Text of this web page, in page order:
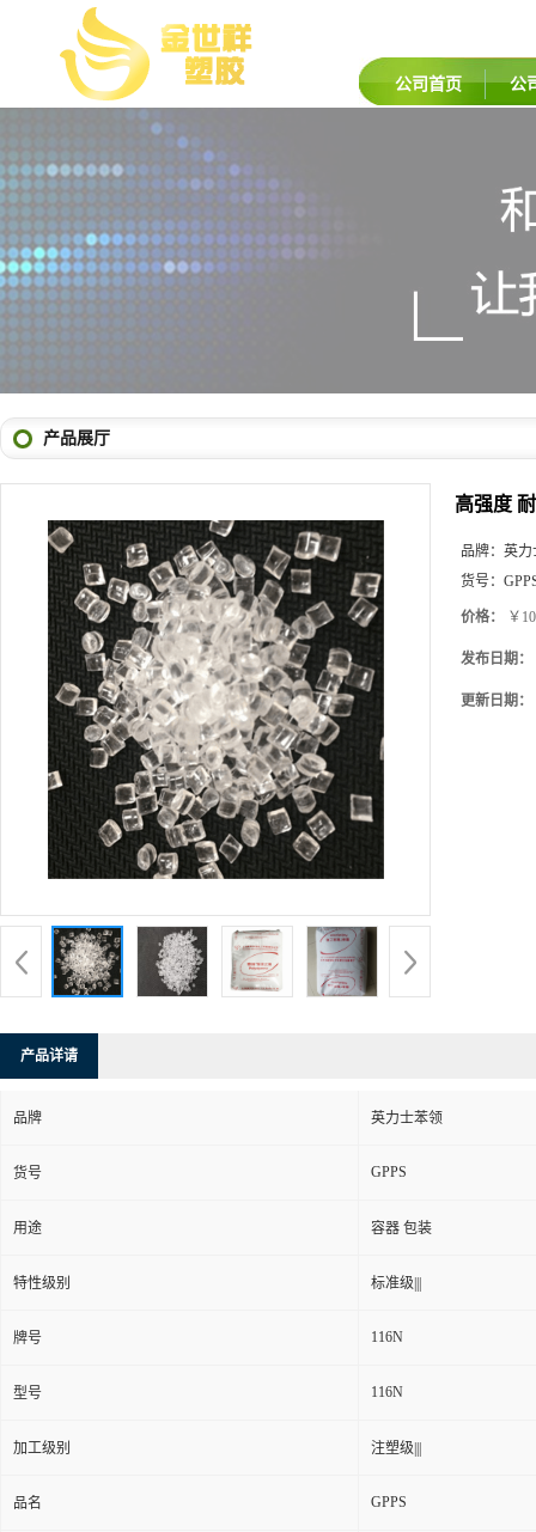
公司首页 公
产品展厅
高强度
品牌： 英力
货号：
价格： ￥
发布日期：
更新日期：
产品详请
品牌 英力士苯领
货号 GPPS
用途 容器 包装
特性级别 标准级|||
牌号 116N
型号 116N
加工级别 注塑级|||
品名 GPPS